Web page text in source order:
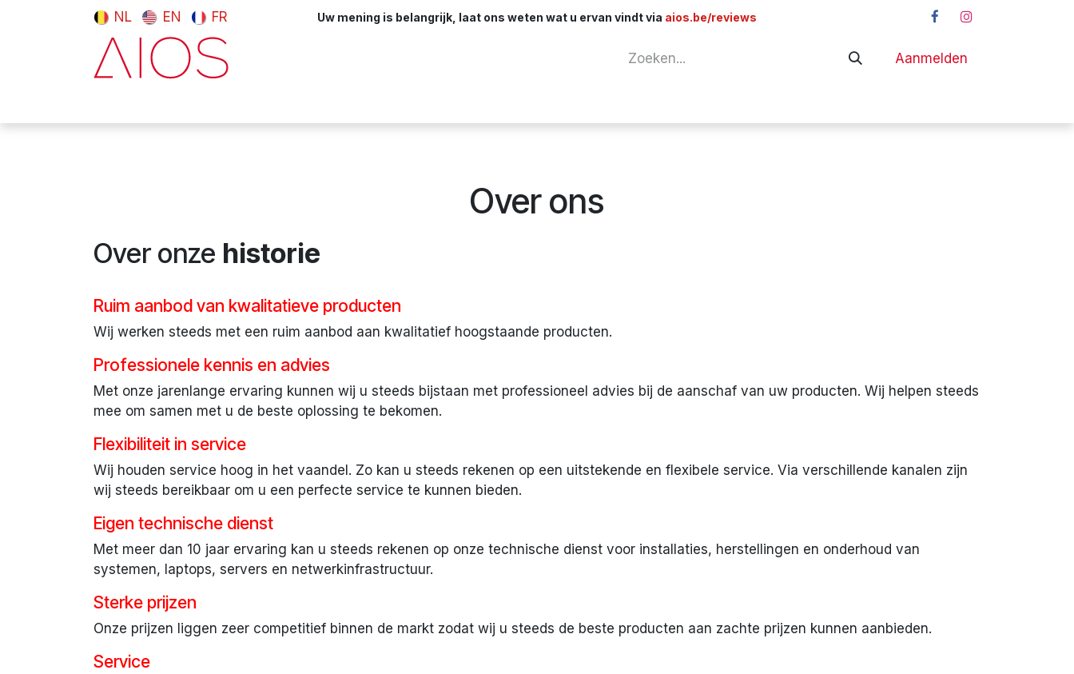
Overslaan naar inhoud
NL EN FR Uw mening is belangrijk, laat ons weten wat u ervan vindt via aios.be/reviews
Aanmelden
Over ons
Over onze
Ruim aanbod van kwalitatieve producten
Wij werken steeds met een ruim aanbod aan kwalitatief hoogstaande producten.
Professionele kennis en advies
Met onze jarenlange ervaring kunnen wij u steeds bijstaan met professioneel advies bij de aanschaf van uw producten. Wij helpen steeds
mee om samen met u de beste oplossing te bekomen.
Flexibiliteit in service
Wij houden service hoog in het vaandel. Zo kan u steeds rekenen op een uitstekende en flexibele service. Via verschillende kanalen zijn
wij steeds bereikbaar om u een perfecte service te kunnen bieden.
Eigen technische dienst
Met meer dan 10 jaar ervaring kan u steeds rekenen op onze technische dienst voor installaties, herstellingen en onderhoud van
systemen, laptops, servers en netwerkinfrastructuur.
Sterke prijzen
Onze prijzen liggen zeer competitief binnen de markt zodat wij u steeds de beste producten aan zachte prijzen kunnen aanbieden.
Service